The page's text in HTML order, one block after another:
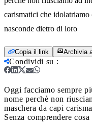
carismatici che idolatriamo
nasconde dietro di loro
Copia il link Archivia
Condividi su :
Oggi facciamo sempre
nome perchè non
maschera da capi
Senza comprendere